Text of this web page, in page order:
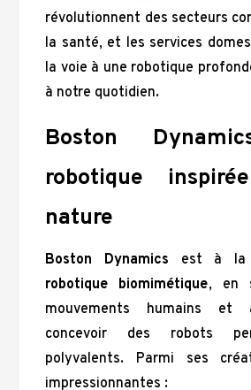
révolutionnent des secteurs
la santé, et les services
la voie à une robotique
à notre quotidien.
Boston
robotique
nature
Boston Dynamics est à la
robotique biomimétique, en
mouvements humains et
concevoir des robots
polyvalents. Parmi ses
impressionnantes :